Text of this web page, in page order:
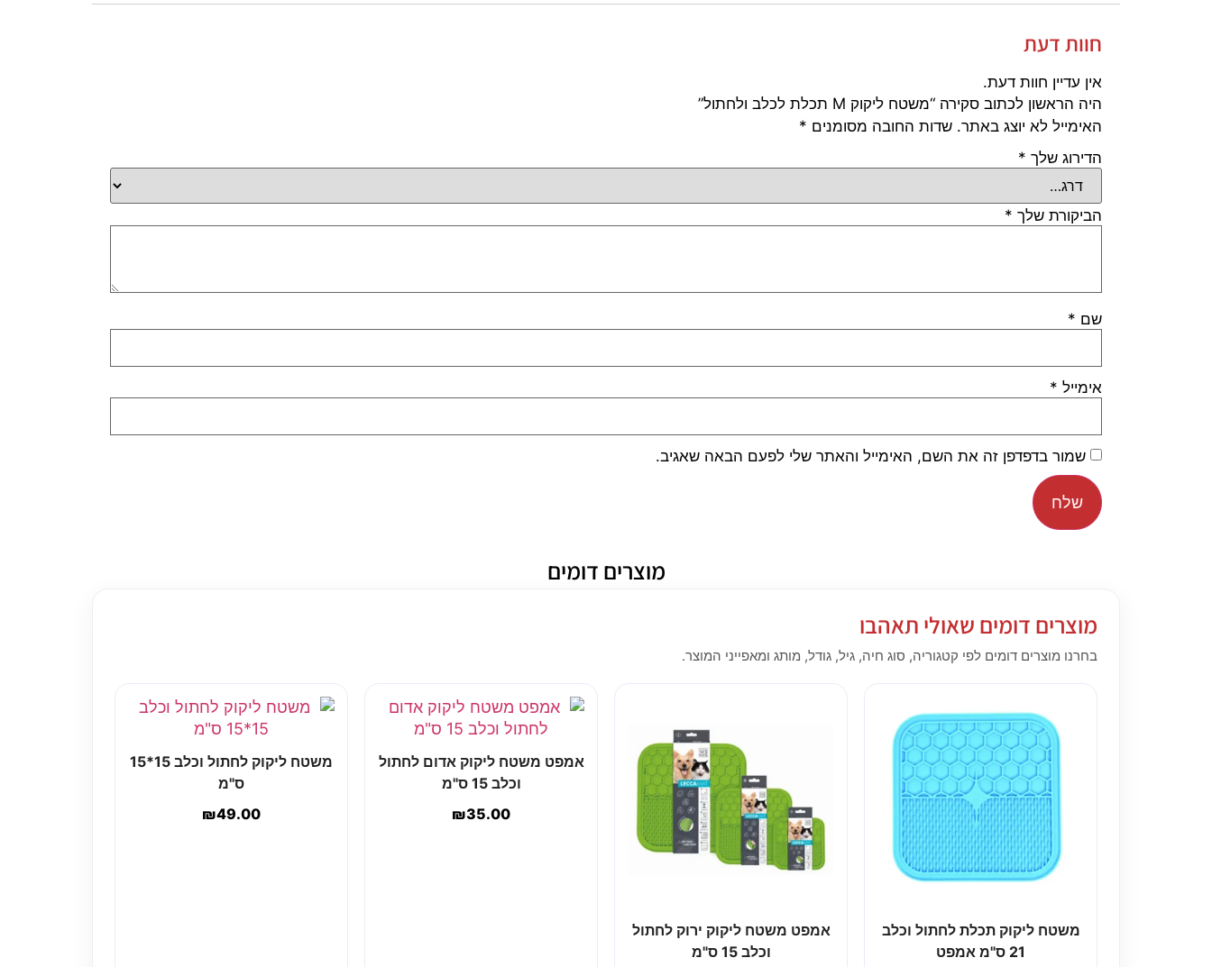
חוות דעת
אין עדיין חוות דעת.
היה הראשון לכתוב סקירה “משטח ליקוק M תכלת לכלב ולחתול”
האימייל לא יוצג באתר. שדות החובה מסומנים *
הדירוג שלך *
הביקורת שלך *
שם *
אימייל *
שמור בדפדפן זה את השם, האימייל והאתר שלי לפעם הבאה שאגיב.
מוצרים דומים
מוצרים דומים שאולי תאהבו
בחרנו מוצרים דומים לפי קטגוריה, סוג חיה, גיל, גודל, מותג ומאפייני המוצר.
משטח ליקוק תכלת לחתול וכלב
21 ס"מ אמפט
אמפט משטח ליקוק ירוק לחתול
וכלב 15 ס"מ
אמפט משטח ליקוק אדום לחתול
וכלב 15 ס"מ
₪35.00
משטח ליקוק לחתול וכלב 15*15
ס"מ
₪49.00